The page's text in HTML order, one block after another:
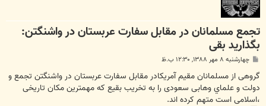
تجمع مسلمانان در مقابل سفارت عربستان در واشنگتن:
بگذارید بقی
س
ت
چهارشنبه ۸ مهر ۱۳۸۸, ۱۲:۳۰ ب.ظ
گروهی از مسلمانان مقیم آمریکادر مقابل سفارت عربستان در واشنگتن تجمع و
دولت و علماي وهابی سعودی را به تخریب بقیع که مهمترین مکان تاریخی
،اسلامی است متهم کرده اند.